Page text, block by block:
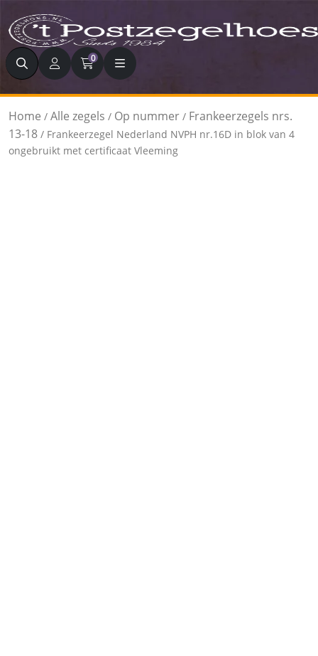
Zoeken 0
Home / Alle zegels / Op nummer / Frankeerzegels nrs.
13-18 / Frankeerzegel Nederland NVPH nr.16D in blok van 4
ongebruikt met certificaat Vleeming